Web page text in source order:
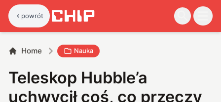
powrót
Home Nauka
Teleskop Hubble’a
uchwycił coś, co przeczy